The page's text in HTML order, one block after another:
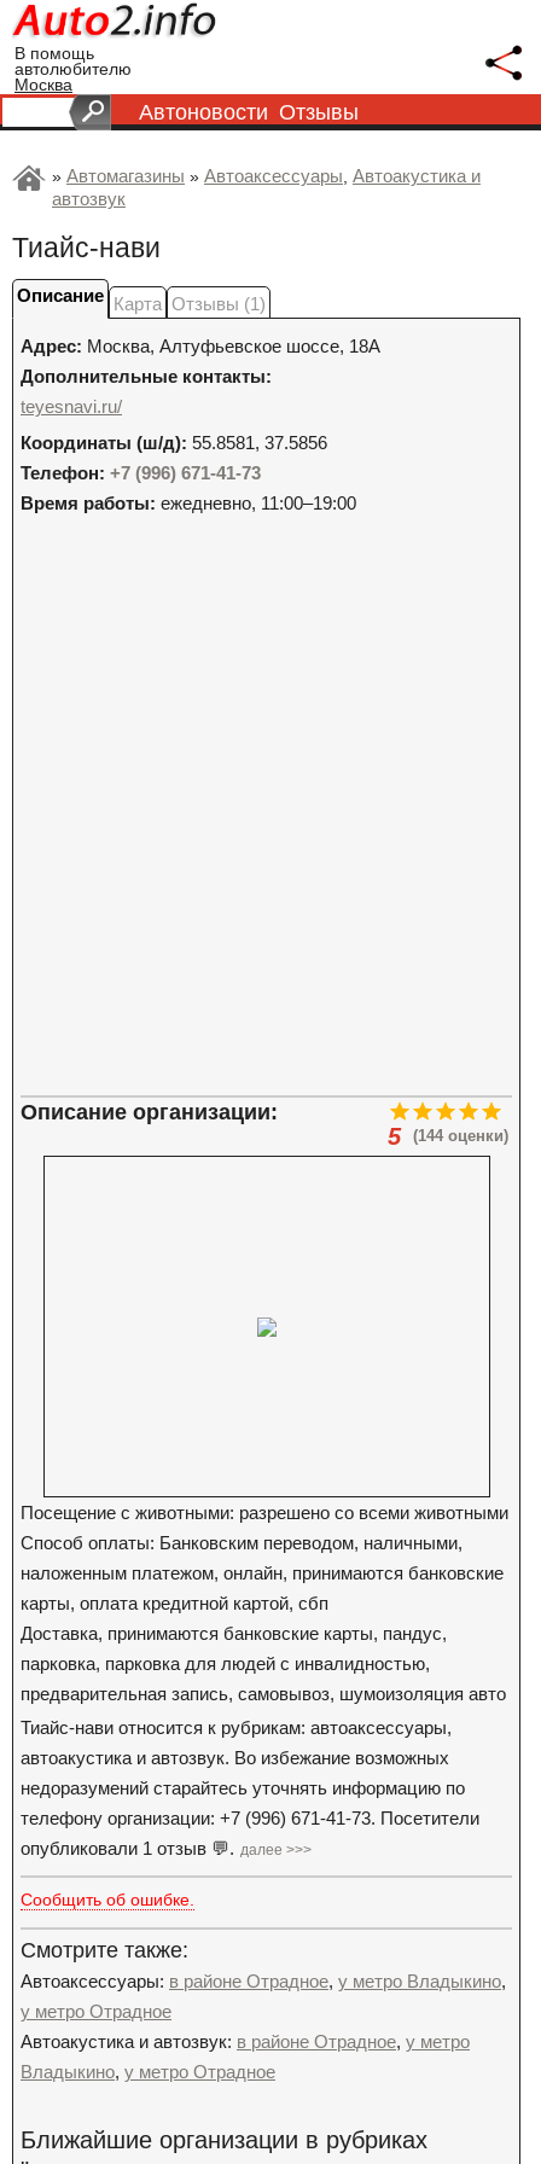
В помощь
автолюбителю
Москва
Автоновости Отзывы
» Автомагазины » Автоаксессуары, Автоакустика и
автозвук
Тиайс-нави
Описание Карта Отзывы (1)
Адрес: Москва, Алтуфьевское шоссе, 18А
Дополнительные контакты:
teyesnavi.ru/
Координаты (ш/д): 55.8581, 37.5856
Телефон: +7 (996) 671-41-73
Время работы: ежедневно, 11:00–19:00
(144 оценки)
5
Описание организации:
Посещение с животными: разрешено со всеми животными
Способ оплаты: Банковским переводом, наличными,
наложенным платежом, онлайн, принимаются банковские
карты, оплата кредитной картой, сбп
Доставка, принимаются банковские карты, пандус,
парковка, парковка для людей с инвалидностью,
предварительная запись, самовывоз, шумоизоляция авто
Тиайс-нави относится к рубрикам: автоаксессуары,
автоакустика и автозвук. Во избежание возможных
недоразумений старайтесь уточнять информацию по
телефону организации: +7 (996) 671-41-73. Посетители
опубликовали 1 отзыв 💬. далее >>>
Сообщить об ошибке.
Смотрите также:
Автоаксессуары: в районе Отрадное, у метро Владыкино,
у метро Отрадное
Автоакустика и автозвук: в районе Отрадное, у метро
Владыкино, у метро Отрадное
Ближайшие организации в рубриках